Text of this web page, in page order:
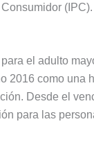
el adulto
2016 como una
Desde el
para las